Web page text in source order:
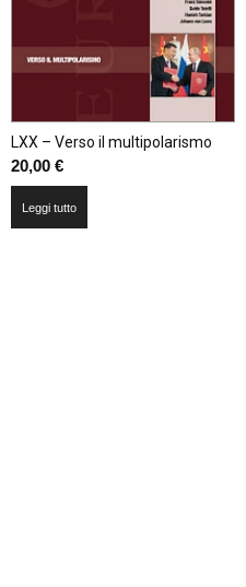
LXX – Verso il multipolarismo
20,00 €
Leggi tutto